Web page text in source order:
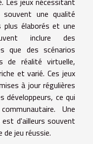
une qualité
plus élaborés et une
inclure des
que des scénarios
de réalité virtuelle,
et varié. Ces jeux
à jour régulières
ce qui
Une
d'ailleurs souvent
de jeu réussie.